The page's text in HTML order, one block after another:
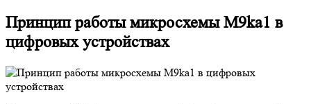
Принцип работы микросхемы M9ka1 в
цифровых устройствах